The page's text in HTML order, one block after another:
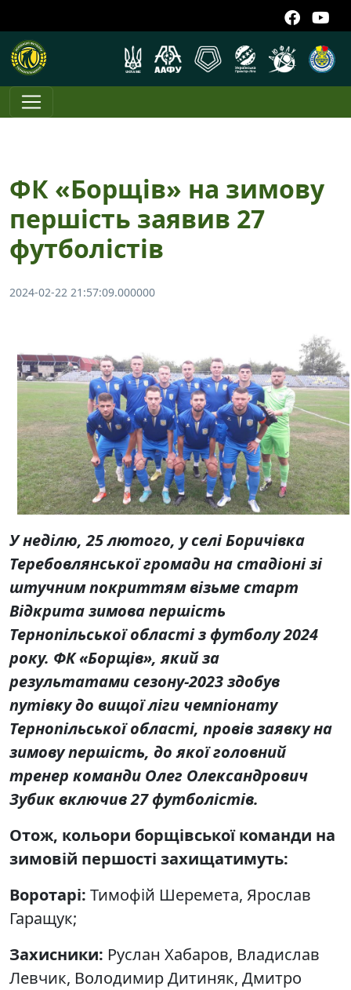
ФК «Борщів» на зимову
першість заявив 27
футболістів
2024-02-22 21:57:09.000000
У неділю, 25 лютого, у селі Боричівка
Теребовлянської громади на стадіоні зі
штучним покриттям візьме старт
Відкрита зимова першість
Тернопільської області з футболу 2024
року. ФК «Борщів», який за
результатами сезону-2023 здобув
путівку до вищої ліги чемпіонату
Тернопільської області, провів заявку на
зимову першість, до якої головний
тренер команди Олег Олександрович
Зубик включив 27 футболістів.
Отож, кольори борщівської команди на
зимовій першості захищатимуть:
Воротарі: Тимофій Шеремета, Ярослав
Гаращук;
Захисники: Руслан Хабаров, Владислав
Левчик, Володимир Дитиняк, Дмитро